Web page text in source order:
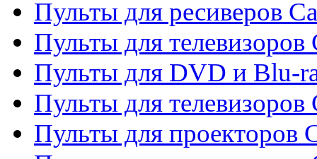
Пульты для ресиверов
Пульты для телевизоров
Пульты для DVD и Blu-
Пульты для телевизоров
Пульты для проекторов